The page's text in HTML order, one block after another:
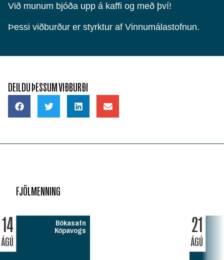
Við munum bjóða upp á kaffi og með því!
Þessi viðburður er styrktur af Vinnumálastofnun.
DEILDU ÞESSUM VIÐBURÐI
FJÖLMENNING
14
ÁGÚ
Bókasafn
Kópavogs
21
ÁGÚ